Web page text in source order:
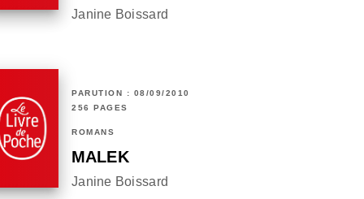
Janine Boissard
PARUTION : 08/09/2010
256 PAGES
ROMANS
MALEK
Janine Boissard